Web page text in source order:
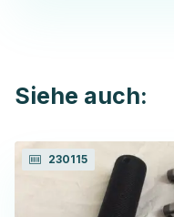
Siehe auch:
230115